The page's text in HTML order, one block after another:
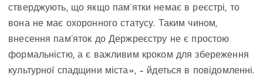
стверджують, що якщо пам’ятки немає в реєстрі, то
вона не має охоронного статусу. Таким чином,
внесення пам’яток до Держреєстру не є простою
формальністю, а є важливим кроком для збереження
культурної спадщини міста», – йдеться в повідомленні.